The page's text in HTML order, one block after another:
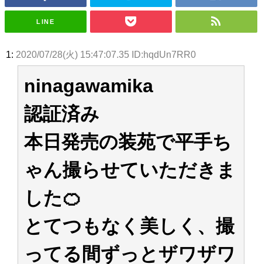
日向坂46まとめのまとめ / 筒井あやめ、アレをチラリ。こういう偶然の方
日向坂46まとめのまとめ / 【日向坂46】富田鈴花1st写真集の先行カット、
花考案グッズ＆生写真5種が公開される
アイドル – ぷぅアンテナ / 「乃木坂46ののぎおび⊿」北野日奈子が生配
アイドル – ぷぅアンテナ / 2022年3月22日（火）のメディア情報
アイドル – ぷぅアンテナ / 【乃木坂46】井上和の『なぎおはぎ』って こん
ぺいとう×いちごみるく×マヨラー星人 と同じと考えてよろしいですか？
アイドル – ぷぅアンテナ / 【乃木坂46】日村勇紀 gif職人が切り抜いた名シ
ふぇどみ！ / 【悲報】呪術廻戦、視聴率5.1%
ふぇどみ！ / 【画像】スポ－ツキャスターお姉さん・ハメまくりだったｗｗ
ｗｗｗｗｗｗｗｗｗｗ
ふぇどみ！ / 【悲報】母「裕福な過程が高学歴になるとか大嘘。教育に金を
Powered by livedoor 相互RSS
LINE
1: 2020/07/28(火) 15:47:07.35 ID:hqdUn7RR0
ninagawamika
認証済み
本日発売の装苑で平手ち
ゃん撮らせていただきま
した🍊
とてつもなく美しく、撮
ってる間ずっとザワザワ